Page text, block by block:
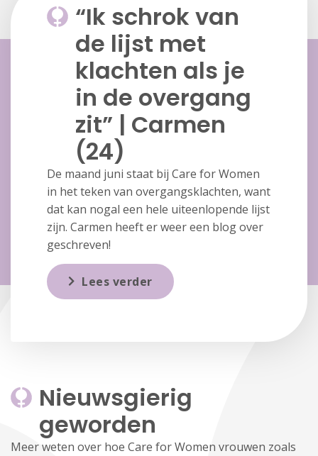
“Ik schrok van
de lijst met
klachten als je
in de overgang
zit” | Carmen
(24)
De maand juni staat bij Care for Women
in het teken van overgangsklachten, want
dat kan nogal een hele uiteenlopende lijst
zijn. Carmen heeft er weer een blog over
geschreven!
Lees verder
Nieuwsgierig
geworden
Meer weten over hoe Care for Women vrouwen zoals